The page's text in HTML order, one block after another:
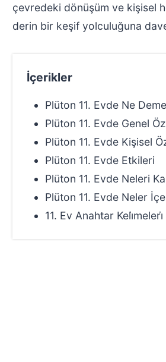
çevredeki dönüşüm ve kişisel
derin bir keşif yolculuğuna
İçerikler
Plüton 11. Evde Ne
Plüton 11. Evde Genel
Plüton 11. Evde Kişisel
Plüton 11. Evde Etkileri
Plüton 11. Evde Neleri
Plüton 11. Evde Neler
11. Ev Anahtar Keli̇meleri̇